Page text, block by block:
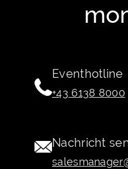
Eventhotline
+43 6138 8000
Nachricht